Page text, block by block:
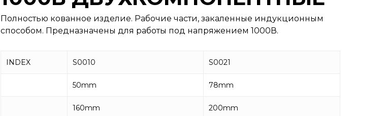
Полностью кованное изделие. Рабочие части, закаленные индукционным
способом. Предназначены для работы под напряжением 1000В.
INDEX S0010 S0021
50mm 78mm
160mm 200mm